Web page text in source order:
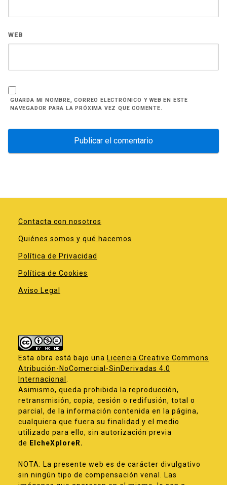
WEB
GUARDA MI NOMBRE, CORREO ELECTRÓNICO Y WEB EN ESTE
NAVEGADOR PARA LA PRÓXIMA VEZ QUE COMENTE.
Contacta con nosotros
Quiénes somos y qué hacemos
Política de Privacidad
Política de Cookies
Aviso Legal
Esta obra está bajo una Licencia Creative Commons
Atribución-NoComercial-SinDerivadas 4.0
Internacional .
Asimismo, queda prohibida la reproducción,
retransmisión, copia, cesión o redifusión, total o
parcial, de la información contenida en la página,
cualquiera que fuera su finalidad y el medio
utilizado para ello, sin autorización previa
de ElcheXploreR.
NOTA: La presente web es de carácter divulgativo
sin ningún tipo de compensación venal. Las